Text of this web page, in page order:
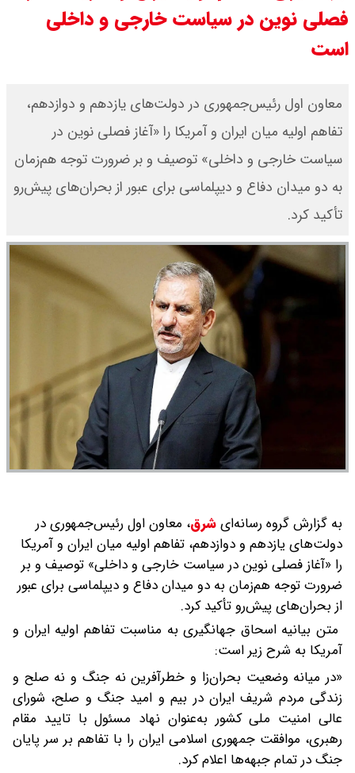
قیمت سکه امامی امروز دوشنبه ۱۹
سکه
با حکم پزشکیان، محسن رضایی دبیر
مرداد ۱۴۰۵ اعلام شد/ افزایش قیمت
طلا
فصلی نوین در سیاست خارجی و داخلی
است
معاون اول رئیس‌جمهوری در دولت‌های یازدهم و دوازدهم،
تفاهم اولیه میان ایران و آمریکا را «آغاز فصلی نوین در
سیاست خارجی و داخلی» توصیف و بر ضرورت توجه هم‌زمان
به دو میدان دفاع و دیپلماسی برای عبور از بحران‌های پیش‌رو
تأکید کرد.
به گزارش گروه رسانه‌ایشرق، معاون اول رئیس‌جمهوری در
دولت‌های یازدهم و دوازدهم، تفاهم اولیه میان ایران و آمریکا
را «آغاز فصلی نوین در سیاست خارجی و داخلی» توصیف و بر
ضرورت توجه هم‌زمان به دو میدان دفاع و دیپلماسی برای عبور
از بحران‌های پیش‌رو تأکید کرد.
متن بیانیه اسحاق جهانگیری به مناسبت تفاهم اولیه ایران و
آمریکا به شرح زیر است:
«در میانه وضعیت بحران‌زا و خطرآفرین نه جنگ و نه صلح و
زندگی مردم شریف ایران در بیم و امید جنگ و صلح، شورای
عالی امنیت ملی کشور به‌عنوان نهاد مسئول با تایید مقام
رهبری، موافقت جمهوری اسلامی ایران را با تفاهم بر سر پایان
جنگ در تمام جبهه‌ها اعلام کرد.